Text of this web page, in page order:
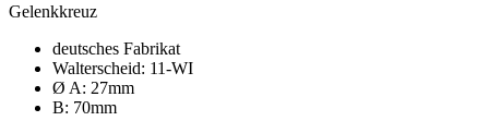
Gelenkkreuz
deutsches Fabrikat
Walterscheid: 11-WI
Ø A: 27mm
B: 70mm